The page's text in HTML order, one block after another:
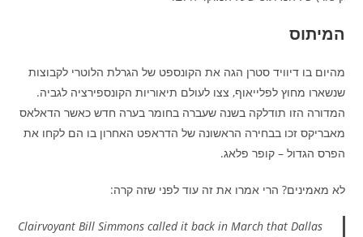
המיתוס
מהיום בו דיוויד סטרן הגה את הקונספט של הגרלת הלוטרי לקבוצות
שנשארו מחוץ לפלייאוף, צצו לעולם תיאוריות הקונספירציה לגביה.
המדורה הזו תודלקה בשנה שעברה בחומר בערה חדש כאשר הדאלאס
מאבריקס זכו בבחירה הראשונה של הדראפט האחרון בו הם לקחו את
הפרס הגדול – קופר פלאג.
לא מאמינים? הרי אמרו את זה עוד לפני שזה קרה:
Clairvoyant Bill Simmons called it back in March that Dallas